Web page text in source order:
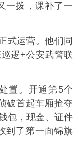
一拨，课补了一
式运营。他们同
逻+公安武警联
置。开通第5个
破首起车厢抢夺
包，现金、证件
到了第一面锦旗